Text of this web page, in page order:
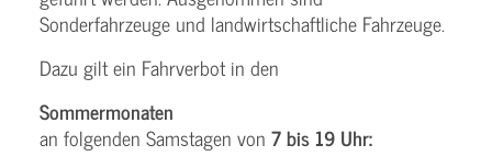
Sonderfahrzeuge und landwirtschaftliche Fahrzeuge.
Dazu gilt ein Fahrverbot in den
Sommermonaten
an folgenden Samstagen von 7 bis 19 Uhr: